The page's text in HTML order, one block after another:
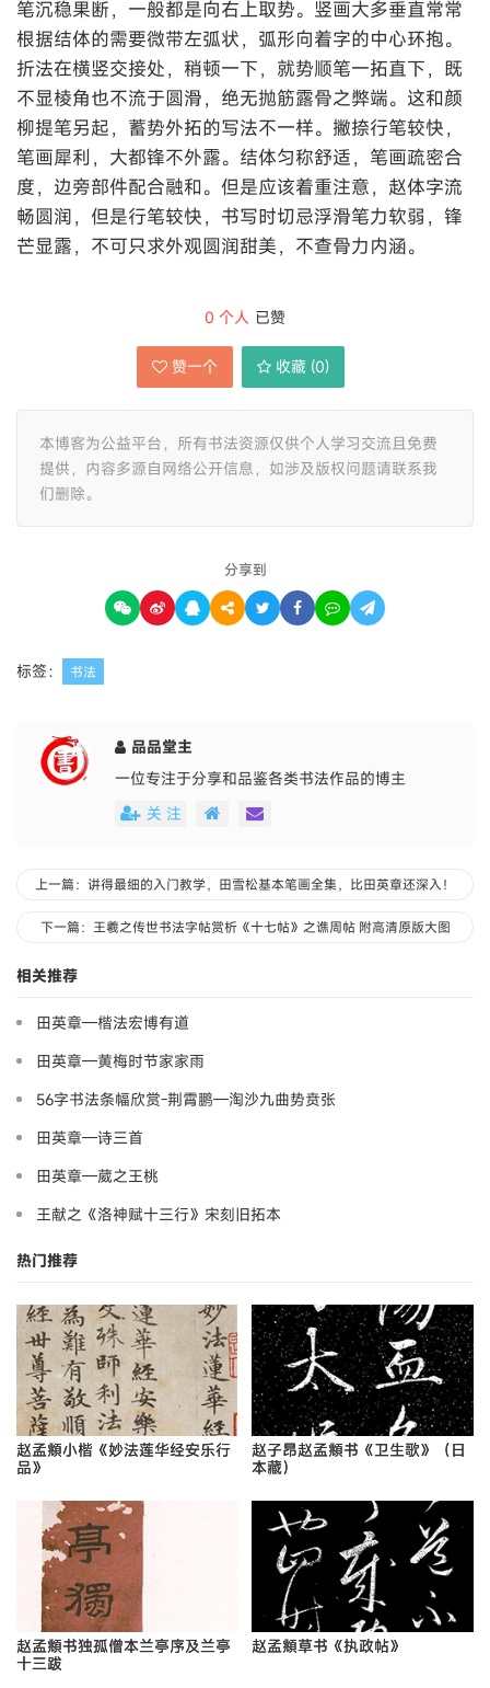
笔沉稳果断，一般都是向右上取势。竖画大多垂直常常
根据结体的需要微带左弧状，弧形向着字的中心环抱。
折法在横竖交接处，稍顿一下，就势顺笔一拓直下，既
不显棱角也不流于圆滑，绝无抛筋露骨之弊端。这和颜
柳提笔另起，蓄势外拓的写法不一样。撇捺行笔较快，
笔画犀利，大都锋不外露。结体匀称舒适，笔画疏密合
度，边旁部件配合融和。但是应该着重注意，赵体字流
畅圆润，但是行笔较快，书写时切忌浮滑笔力软弱，锋
芒显露，不可只求外观圆润甜美，不查骨力内涵。
0 个人 已赞
赞一个 收藏 (0)
本博客为公益平台，所有书法资源仅供个人学习交流且免费
提供，内容多源自网络公开信息，如涉及版权问题请联系我
们删除。
分享到
标签： 书法
品品堂主
一位专注于分享和品鉴各类书法作品的博主
关 注
上一篇：讲得最细的入门教学，田雪松基本笔画全集，比田英章还深入！
下一篇：王羲之传世书法字帖赏析《十七帖》之谯周帖 附高清原版大图
相关推荐
田英章—楷法宏博有道
田英章—黄梅时节家家雨
56字书法条幅欣赏-荆霄鹏—淘沙九曲势贲张
田英章—诗三首
田英章—葳之王桃
王献之《洛神赋十三行》宋刻旧拓本
热门推荐
赵孟頫小楷《妙法莲华经安乐行
品》
赵子昂赵孟頫书《卫生歌》（日
本藏）
赵孟頫书独孤僧本兰亭序及兰亭
十三跋
赵孟頫草书《执政帖》